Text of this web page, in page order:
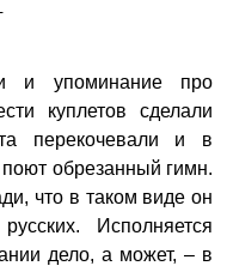
и упоминание про
куплетов сделали
перекочевали и в
поют обрезанный гимн.
что в таком виде он
Исполняется
дело, а может, – в